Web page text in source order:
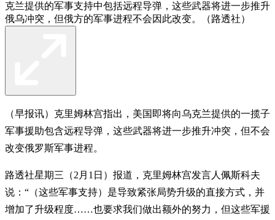
克兰提供的军事支持中包括远程导弹，这些武器将进一步推升
俄乌冲突，但俄方的军事进程不会因此改变。（路透社）
（早报讯）克里姆林宫指出，美国即将向乌克兰提供的一揽子
军事援助包含远程导弹，这些武器将进一步推升冲突，但不会
改变俄罗斯军事进程。
路透社星期三（2月1日）报道，克里姆林宫发言人佩斯科夫
说：“（这些军事支持）是导致紧张局势升级的直接方式，并
增加了升级程度……也要求我们做出额外的努力，但这些军援